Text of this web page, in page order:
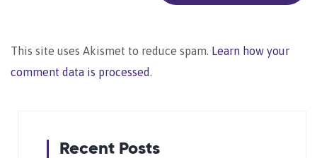
This site uses Akismet to reduce spam. Learn how your
comment data is processed.
Recent Posts